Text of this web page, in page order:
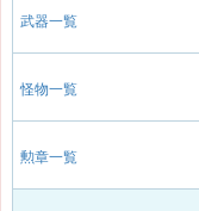
武器一覧
怪物一覧
勲章一覧